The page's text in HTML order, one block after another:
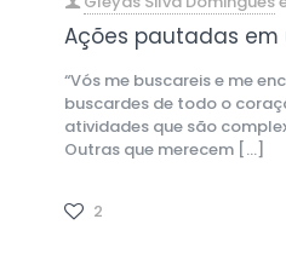
Ações pautadas
“Vós me buscareis e me
buscardes de todo o
atividades que são
Outras que merecem […]
2